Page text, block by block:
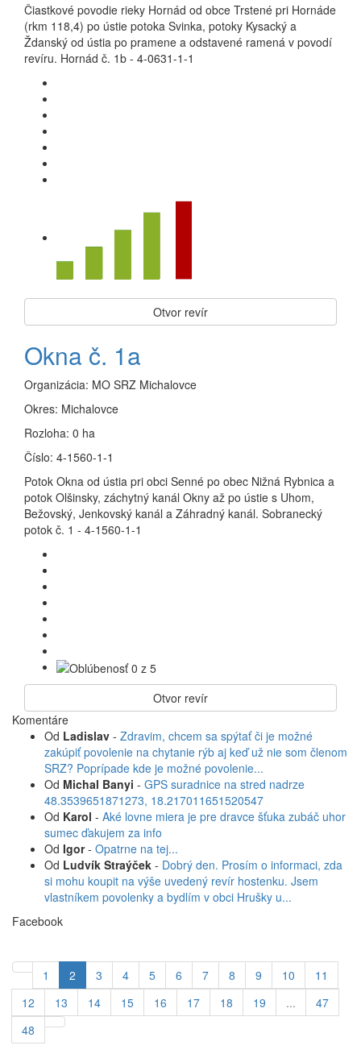
Čiastkové povodie rieky Hornád od obce Trstené pri Hornáde
(rkm 118,4) po ústie potoka Svinka, potoky Kysacký a
Ždanský od ústia po pramene a odstavené ramená v povodí
revíru. Hornád č. 1b - 4-0631-1-1
Otvor revír
Okna č. 1a
Organizácia: MO SRZ Michalovce
Okres: Michalovce
Rozloha: 0 ha
Číslo: 4-1560-1-1
Potok Okna od ústia pri obci Senné po obec Nižná Rybnica a
potok Olšinsky, záchytný kanál Okny až po ústie s Uhom,
Bežovský, Jenkovský kanál a Záhradný kanál. Sobranecký
potok č. 1 - 4-1560-1-1
Otvor revír
Komentáre
Od Ladislav - Zdravim, chcem sa spýtať či je možné
zakúpiť povolenie na chytanie rýb aj keď už nie som členom
SRZ? Poprípade kde je možné povolenie...
Od Michal Banyi - GPS suradnice na stred nadrze
48.3539651871273, 18.217011651520547
Od Karol - Aké lovne miera je pre dravce šťuka zubáč uhor
sumec ďakujem za info
Od Igor- Opatrne na tej...
Od Ludvík Straýček - Dobrý den. Prosím o informaci, zda
si mohu koupit na výše uvedený revír hostenku. Jsem
vlastníkem povolenky a bydlím v obci Hrušky u...
Facebook
1 2 3 4 5 6 7 8 9 10
11
12
13 14 15 16 17 18 19 ...
47
48